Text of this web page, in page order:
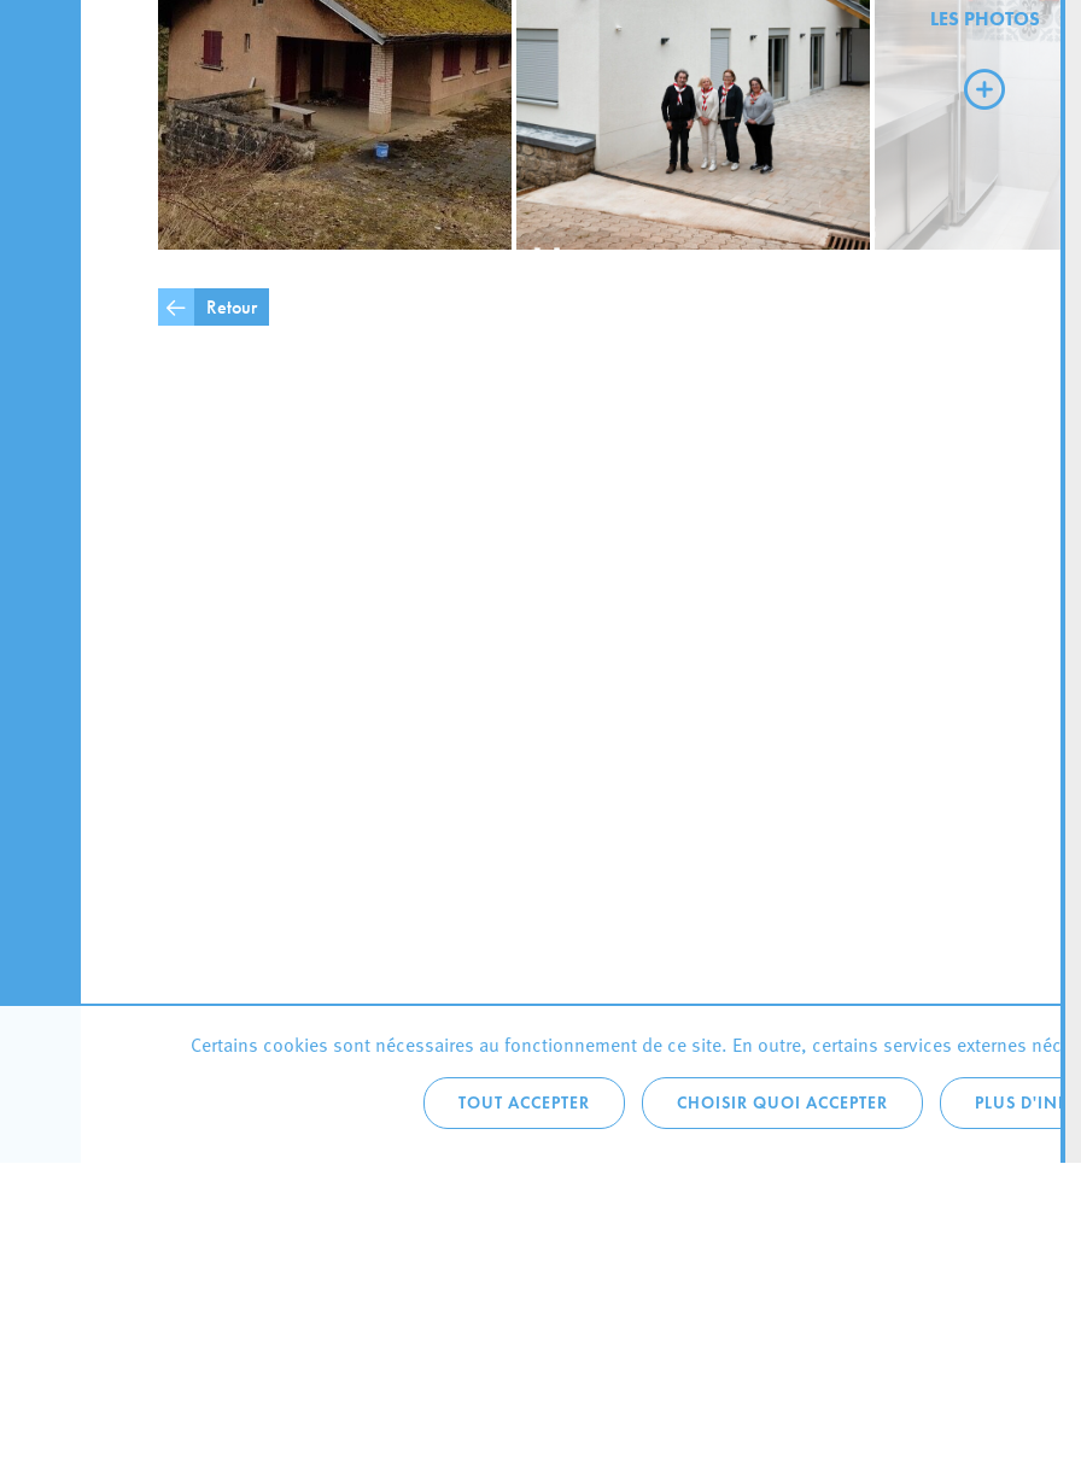
LES PHOTOS
Retour
Certains cookies sont nécessaires au fonctionnement de ce site. En outre, certains services externes
TOUT ACCEPTER CHOISIR QUOI ACCEPTER PLUS